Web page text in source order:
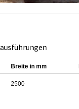
Breite in mm
2500